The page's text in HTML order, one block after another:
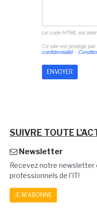
Le code HTML est
Ce site est protégé
confidentialité-
SUIVRE TOUTE
Newsletter
Recevez notre
professionnels de l'IT!
JE M'ABONNE